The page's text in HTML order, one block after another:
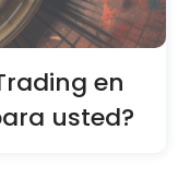
en
usted?